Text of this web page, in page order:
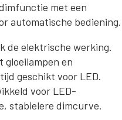
met een
automatische bediening.
de elektrische werking.
gloeilampen en
geschikt voor LED.
voor LED-
stabielere dimcurve.